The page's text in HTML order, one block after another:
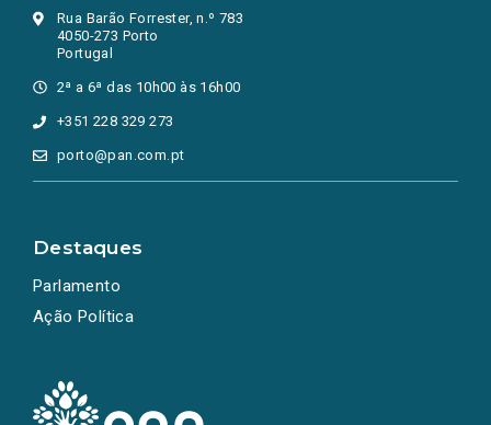
Rua Barão Forrester, n.º 783
4050-273 Porto
Portugal
2ª a 6ª das 10h00 às 16h00
+351 228 329 273
porto@pan.com.pt
Destaques
Parlamento
Ação Política